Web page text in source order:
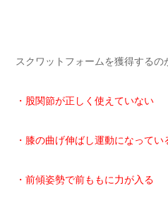
スクワットフォームを獲得するの
・股関節が正しく使えていない
・膝の曲げ伸ばし運動になってい
・前傾姿勢で前ももに力が入る